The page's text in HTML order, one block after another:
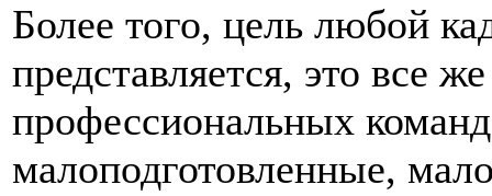
Более того, цель любой
представляется, это все
профессиональных
малоподготовленные,